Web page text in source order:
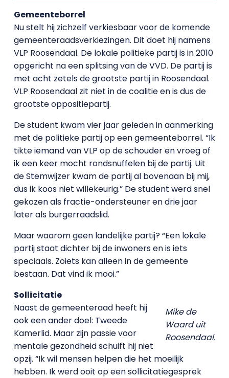
Gemeenteborrel
Nu stelt hij zichzelf verkiesbaar voor de komende
gemeenteraadsverkiezingen. Dit doet hij namens
VLP Roosendaal. De lokale politieke partij is in 2010
opgericht na een splitsing van de VVD. De partij is
met acht zetels de grootste partij in Roosendaal.
VLP Roosendaal zit niet in de coalitie en is dus de
grootste oppositiepartij.
De student kwam vier jaar geleden in aanmerking
met de politieke partij op een gemeenteborrel. “Ik
tikte iemand van VLP op de schouder en vroeg of
ik een keer mocht rondsnuffelen bij de partij. Uit
de Stemwijzer kwam de partij al bovenaan bij mij,
dus ik koos niet willekeurig.” De student werd snel
gekozen als fractie-ondersteuner en drie jaar
later als burgerraadslid.
Maar waarom geen landelijke partij? “Een lokale
partij staat dichter bij de inwoners en is iets
speciaals. Zoiets kan alleen in de gemeente
bestaan. Dat vind ik mooi.”
Mike de
Waard uit
Roosendaal.
Sollicitatie
Naast de gemeenteraad heeft hij
ook een ander doel: Tweede
Kamerlid. Maar zijn passie voor
mentale gezondheid schuift hij niet
opzij. “Ik wil mensen helpen die het moeilijk
hebben. Ik werd ooit op een sollicitatiegesprek